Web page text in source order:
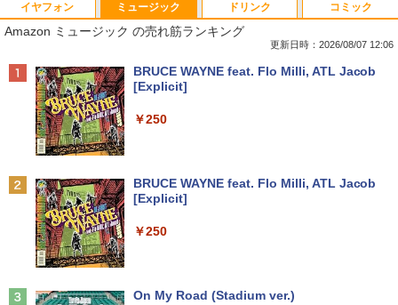
イヤフォン
Anker Soundcore P40i オフホワイト
Anker Soundcore P31i ブラック
Anker Soundcore Liberty 5 ミッドナイトブ
ミュージック
Amazon ミュージック の売れ筋ランキング
更新日時：2026/08/07 12:06
BRUCE WAYNE feat. Flo Milli, ATL Jacob
[Explicit]
￥250
BRUCE WAYNE feat. Flo Milli, ATL Jacob
[Explicit]
￥250
On My Road (Stadium ver.)
ドリンク コミック